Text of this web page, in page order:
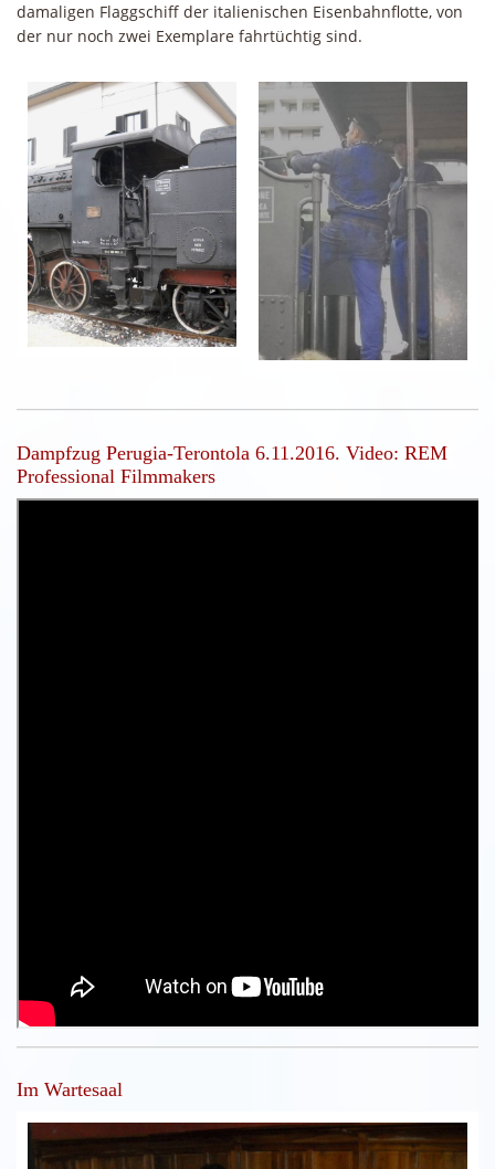
damaligen Flaggschiff der italienischen Eisenbahnflotte, von
der nur noch zwei Exemplare fahrtüchtig sind.
Dampfzug Perugia-Terontola 6.11.2016. Video: REM
Professional Filmmakers
Im Wartesaal